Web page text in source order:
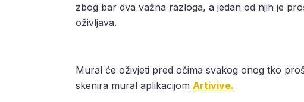
zbog bar dva važna razloga, a jedan od njih je
oživljava.
Mural će oživjeti pred očima svakog onog tko
skenira mural aplikacijom Artivive.